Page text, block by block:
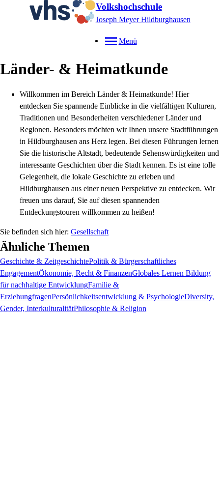
Volkshochschule
Joseph Meyer Hildburghausen
Menü
Länder- & Heimatkunde
Willkommen im Bereich Länder & Heimatkunde! Hier
entdecken Sie spannende Einblicke in die vielfältigen Kulturen,
Traditionen und Besonderheiten verschiedener Länder und
Regionen. Besonders möchten wir Ihnen unsere Stadtführungen
in Hildburghausen ans Herz legen. Bei diesen Führungen lernen
Sie die historische Altstadt, bedeutende Sehenswürdigkeiten und
interessante Geschichten über die Stadt kennen. Es ist eine tolle
Gelegenheit, die lokale Geschichte zu erleben und
Hildburghausen aus einer neuen Perspektive zu entdecken. Wir
freuen uns darauf, Sie auf diesen spannenden
Entdeckungstouren willkommen zu heißen!
Gesellschaft
Ähnliche Themen
Geschichte & ZeitgeschichtePolitik & Bürgerschaftliches
EngagementÖkonomie, Recht & FinanzenGlobales Lernen Bildung
für nachhaltige EntwicklungFamilie &
ErziehungfragenPersönlichkeitsentwicklung & PsychologieDiversity,
Gender, InterkulturalitätPhilosophie & Religion